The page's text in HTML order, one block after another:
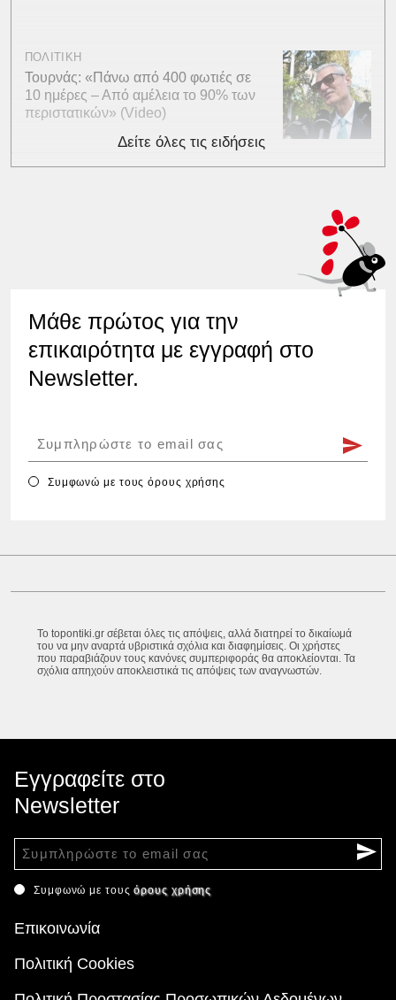
ΠΟΛΙΤΙΚΗ
Τουρνάς: «Πάνω από 400 φωτιές σε
10 ημέρες – Από αμέλεια το 90% των
περιστατικών» (Video)
Δείτε όλες τις ειδήσεις
Μάθε πρώτος για την
επικαιρότητα με εγγραφή στο
Newsletter.
Συμφωνώ με τουςόρους χρήσης
Το topontiki.gr σέβεται όλες τις απόψεις, αλλά διατηρεί το δικαίωμά
του να μην αναρτά υβριστικά σχόλια και διαφημίσεις. Οι χρήστες
που παραβιάζουν τους κανόνες συμπεριφοράς θα αποκλείονται. Τα
σχόλια απηχούν αποκλειστικά τις απόψεις των αναγνωστών.
Εγγραφείτε στο
Newsletter
Συμφωνώ με τουςόρους χρήσης
Επικοινωνία
Πολιτική Cookies